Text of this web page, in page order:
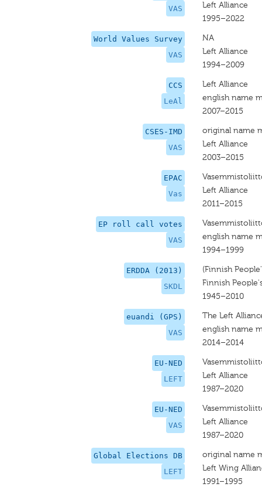
VAS
Left Alliance
1995–2022
World Values Survey
VAS
NA
Left Alliance
1994–2009
CCS
LeAl
Left Alliance
english name
2007–2015
CSES-IMD
VAS
original name
Left Alliance
2003–2015
EPAC
Vas
Left Alliance
2011–2015
EP roll call votes
VAS
english name
1994–1999
ERDDA (2013)
SKDL
(Finnish
Finnish
1945–2010
euandi (GPS)
VAS
The Left
english name
2014–2014
EU-NED
LEFT
Left Alliance
1987–2020
EU-NED
VAS
Left Alliance
1987–2020
Global Elections DB
LEFT
original name
Left Wing
1991–1995